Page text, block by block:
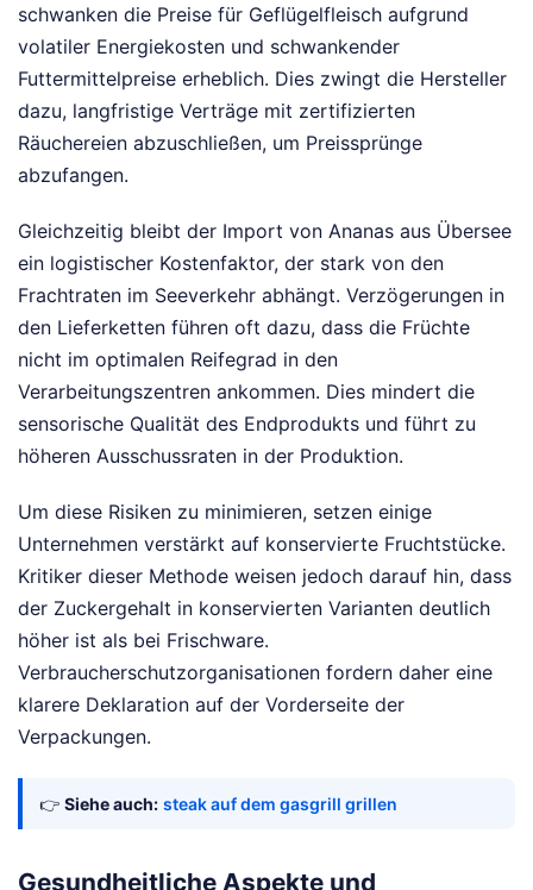
schwanken die Preise für Geflügelfleisch aufgrund
volatiler Energiekosten und schwankender
Futtermittelpreise erheblich. Dies zwingt die Hersteller
dazu, langfristige Verträge mit zertifizierten
Räuchereien abzuschließen, um Preissprünge
abzufangen.
Gleichzeitig bleibt der Import von Ananas aus Übersee
ein logistischer Kostenfaktor, der stark von den
Frachtraten im Seeverkehr abhängt. Verzögerungen in
den Lieferketten führen oft dazu, dass die Früchte
nicht im optimalen Reifegrad in den
Verarbeitungszentren ankommen. Dies mindert die
sensorische Qualität des Endprodukts und führt zu
höheren Ausschussraten in der Produktion.
Um diese Risiken zu minimieren, setzen einige
Unternehmen verstärkt auf konservierte Fruchtstücke.
Kritiker dieser Methode weisen jedoch darauf hin, dass
der Zuckergehalt in konservierten Varianten deutlich
höher ist als bei Frischware.
Verbraucherschutzorganisationen fordern daher eine
klarere Deklaration auf der Vorderseite der
Verpackungen.
👉 Siehe auch: steak auf dem gasgrill grillen
Gesundheitliche Aspekte und